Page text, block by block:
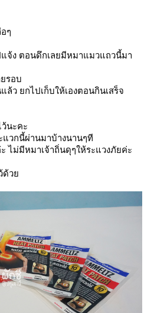
ๆ
จ้ง ตอนดึกเลยมีหมาแมวแถวนี้มา
รอบ
ล้ว ยกไปเก็บให้เองตอนกินเสร็จ
นะคะ
วกนี้ผ่านมาบ้างนานๆที
ไม่มีหมาเจ้าถิ่นดุๆให้ระแวงภัยค่ะ
ว้ด้ว